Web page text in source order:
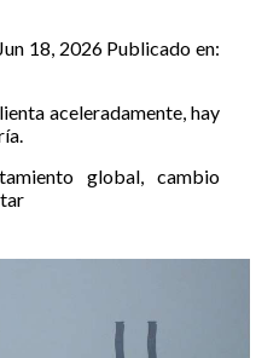
18, 2026 Publicado en:
aceleradamente, hay
global, cambio